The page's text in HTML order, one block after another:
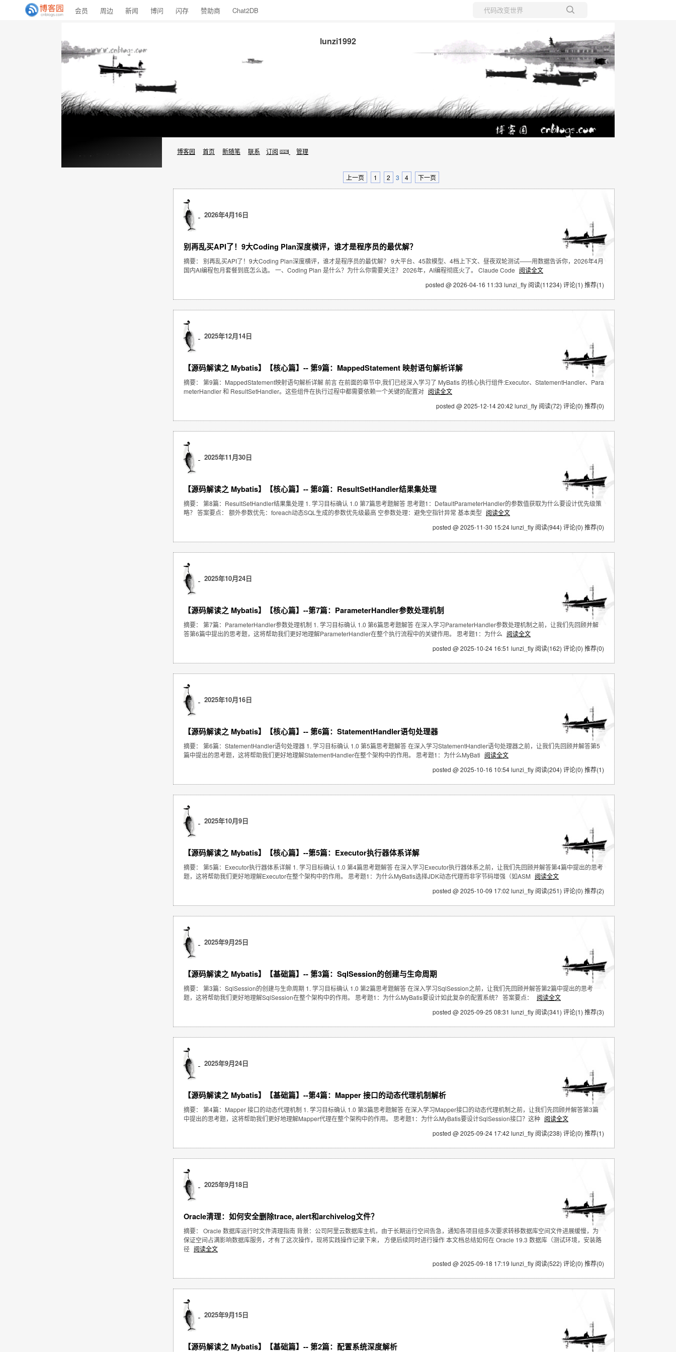
会员 周边 新闻 博问 闪存 赞助商 Chat2DB
当前博客
lunzi1992
博客园 首页 新随笔 联系 订阅 管理
上一页 1 2 3 4 下一页
2026年4月16日
别再乱买API了！9大Coding Plan深度横评，谁才是程序员的最优解？
摘要： 别再乱买API了！9大Coding Plan深度横评，谁才是程序员的最优解？ 9大平台、45款模型、4档上下文、昼夜双轮测试——用数据告诉你，2026年4月
国内AI编程包月套餐到底怎么选。 一、Coding Plan 是什么？为什么你需要关注？ 2026年，AI编程彻底火了。 Claude Code 阅读全文
posted @ 2026-04-16 11:33 lunzi_fly 阅读(11234) 评论(1) 推荐(1)
2025年12月14日
【源码解读之 Mybatis】【核心篇】-- 第9篇：MappedStatement 映射语句解析详解
摘要： 第9篇：MappedStatement映射语句解析详解 前言 在前面的章节中,我们已经深入学习了 MyBatis 的核心执行组件:Executor、StatementHandler、Para
meterHandler 和 ResultSetHandler。这些组件在执行过程中都需要依赖一个关键的配置对 阅读全文
posted @ 2025-12-14 20:42 lunzi_fly 阅读(72) 评论(0) 推荐(0)
2025年11月30日
【源码解读之 Mybatis】【核心篇】-- 第8篇：ResultSetHandler结果集处理
摘要： 第8篇：ResultSetHandler结果集处理 1. 学习目标确认 1.0 第7篇思考题解答 思考题1：DefaultParameterHandler的参数值获取为什么要设计优先级策
略？ 答案要点： 额外参数优先：foreach动态SQL生成的参数优先级最高 空参数处理：避免空指针异常 基本类型 阅读全文
posted @ 2025-11-30 15:24 lunzi_fly 阅读(944) 评论(0) 推荐(0)
2025年10月24日
【源码解读之 Mybatis】【核心篇】--第7篇：ParameterHandler参数处理机制
摘要： 第7篇：ParameterHandler参数处理机制 1. 学习目标确认 1.0 第6篇思考题解答 在深入学习ParameterHandler参数处理机制之前，让我们先回顾并解
答第6篇中提出的思考题，这将帮助我们更好地理解ParameterHandler在整个执行流程中的关键作用。 思考题1：为什么 阅读全文
posted @ 2025-10-24 16:51 lunzi_fly 阅读(162) 评论(0) 推荐(0)
2025年10月16日
【源码解读之 Mybatis】【核心篇】-- 第6篇：StatementHandler语句处理器
摘要： 第6篇：StatementHandler语句处理器 1. 学习目标确认 1.0 第5篇思考题解答 在深入学习StatementHandler语句处理器之前，让我们先回顾并解答第5
篇中提出的思考题，这将帮助我们更好地理解StatementHandler在整个架构中的作用。 思考题1：为什么MyBati 阅读全文
posted @ 2025-10-16 10:54 lunzi_fly 阅读(204) 评论(0) 推荐(1)
2025年10月9日
【源码解读之 Mybatis】【核心篇】--第5篇：Executor执行器体系详解
摘要： 第5篇：Executor执行器体系详解 1. 学习目标确认 1.0 第4篇思考题解答 在深入学习Executor执行器体系之前，让我们先回顾并解答第4篇中提出的思考
题，这将帮助我们更好地理解Executor在整个架构中的作用。 思考题1：为什么MyBatis选择JDK动态代理而非字节码增强（如ASM 阅读全文
posted @ 2025-10-09 17:02 lunzi_fly 阅读(251) 评论(0) 推荐(2)
2025年9月25日
【源码解读之 Mybatis】【基础篇】-- 第3篇：SqlSession的创建与生命周期
摘要： 第3篇：SqlSession的创建与生命周期 1. 学习目标确认 1.0 第2篇思考题解答 在深入学习SqlSession之前，让我们先回顾并解答第2篇中提出的思考
题，这将帮助我们更好地理解SqlSession在整个架构中的作用。 思考题1：为什么MyBatis要设计如此复杂的配置系统？ 答案要点：
阅读全文
posted @ 2025-09-25 08:31 lunzi_fly 阅读(341) 评论(1) 推荐(3)
2025年9月24日
【源码解读之 Mybatis】【基础篇】--第4篇：Mapper 接口的动态代理机制解析
摘要： 第4篇：Mapper 接口的动态代理机制 1. 学习目标确认 1.0 第3篇思考题解答 在深入学习Mapper接口的动态代理机制之前，让我们先回顾并解答第3篇
中提出的思考题，这将帮助我们更好地理解Mapper代理在整个架构中的作用。 思考题1：为什么MyBatis要设计SqlSession接口？这种 阅读全文
posted @ 2025-09-24 17:42 lunzi_fly 阅读(238) 评论(0) 推荐(1)
2025年9月18日
Oracle清理：如何安全删除trace, alert和archivelog文件？
摘要： Oracle 数据库运行时文件清理指南 背景：公司阿里云数据库主机，由于长期运行空间告急，通知各项目组多次要求转移数据库空间文件进展缓慢，为
保证空间占满影响数据库服务，才有了这次操作，现将实践操作记录下来， 方便后续同时进行操作 本文档总结如何在 Oracle 19.3 数据库（测试环境，安装路
径 阅读全文
posted @ 2025-09-18 17:19 lunzi_fly 阅读(522) 评论(0) 推荐(0)
2025年9月15日
【源码解读之 Mybatis】【基础篇】-- 第2篇：配置系统深度解析